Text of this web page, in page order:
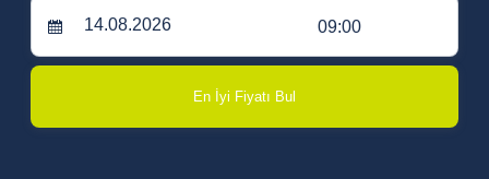
09:00
En İyi Fiyatı Bul